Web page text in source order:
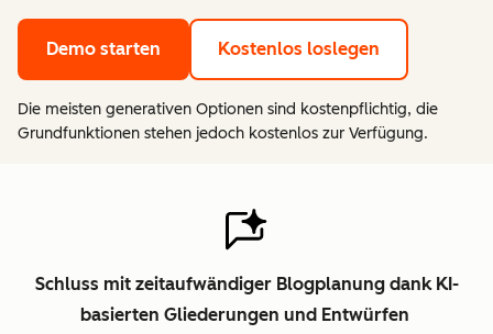
Demo starten Kostenlos loslegen
Die meisten generativen Optionen sind kostenpflichtig, die
Grundfunktionen stehen jedoch kostenlos zur Verfügung.
Schluss mit zeitaufwändiger Blogplanung dank KI-
basierten Gliederungen und Entwürfen